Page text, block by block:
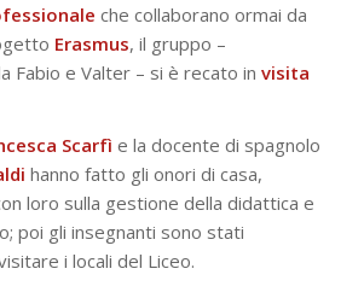
che collaborano ormai da
Erasmus, il gruppo –
Fabio e Valter – si è recato in visita
Scarfì e la docente di spagnolo
hanno fatto gli onori di casa,
loro sulla gestione della didattica e
poi gli insegnanti sono stati
i locali del Liceo.